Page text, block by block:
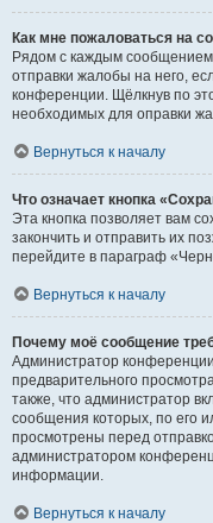
Как мне пожаловаться на
Рядом с каждым сообщением
отправки жалобы на него,
конференции. Щёлкнув по
необходимых для оправки
Вернуться к началу
Что означает кнопка
Эта кнопка позволяет вам
закончить и отправить их
перейдите в параграф
Вернуться к началу
Почему моё сообщение
Администратор
предварительного
также, что администратор
сообщения которых, по его
просмотрены перед
администратором
информации.
Вернуться к началу